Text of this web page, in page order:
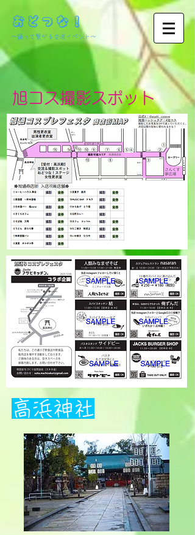
おどつな！
​～踊って繋がる交流イベント～
旭コス撮影スポット
​高浜神社